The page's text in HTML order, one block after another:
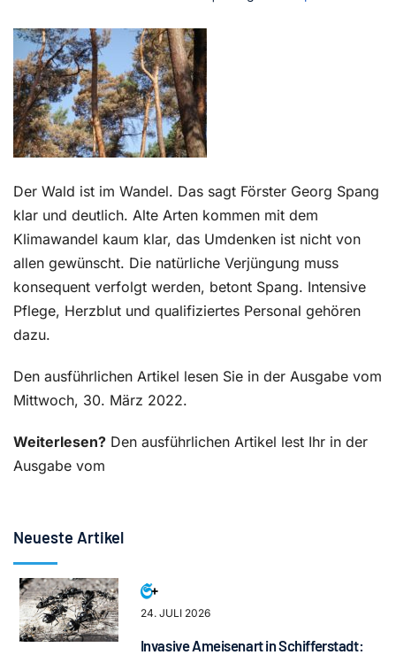
Kontakt
Der Wald ist im Wandel. Das sagt Förster Georg Spang
klar und deutlich. Alte Arten kommen mit dem
Klimawandel kaum klar, das Umdenken ist nicht von
allen gewünscht. Die natürliche Verjüngung muss
konsequent verfolgt werden, betont Spang. Intensive
Pflege, Herzblut und qualifiziertes Personal gehören
dazu.
Den ausführlichen Artikel lesen Sie in der Ausgabe vom
Mittwoch, 30. März 2022.
Weiterlesen? Den ausführlichen Artikel lest Ihr in der
Ausgabe vom
Neueste Artikel
24. JULI 2026
Invasive Ameisenart in Schifferstadt: